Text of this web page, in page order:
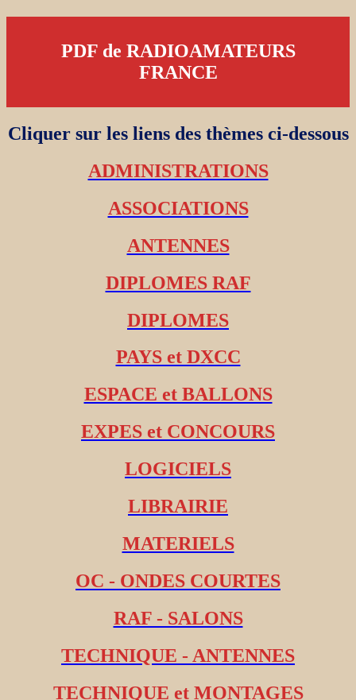
PDF de RADIOAMATEURS
FRANCE
Cliquer sur les liens des thèmes ci-dessous
ADMINISTRATIONS
ASSOCIATIONS
ANTENNES
DIPLOMES RAF
DIPLOMES
PAYS et DXCC
ESPACE et BALLONS
EXPES et CONCOURS
LOGICIELS
LIBRAIRIE
MATERIELS
OC - ONDES COURTES
RAF - SALONS
TECHNIQUE - ANTENNES
TECHNIQUE et MONTAGES